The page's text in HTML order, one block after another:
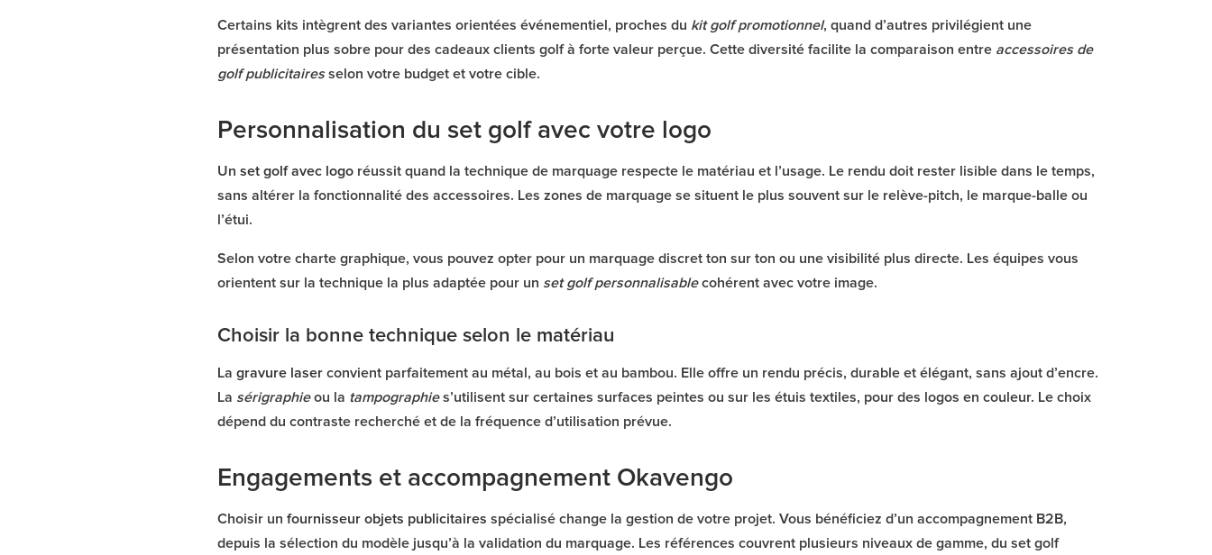
Certains kits intègrent des variantes orientées événementiel, proches du kit golf promotionnel, quand d’autres privilégient une
présentation plus sobre pour des cadeaux clients golf à forte valeur perçue. Cette diversité facilite la comparaison entre accessoires de
golf publicitairesselon votre budget et votre cible.
Personnalisation du set golf avec votre logo
Unset golf avec logo réussit quand la technique de marquage respecte le matériau et l’usage. Le rendu doit rester lisible dans le temps,
sans altérer la fonctionnalité des accessoires. Les zones de marquage se situent le plus souvent sur le relève-pitch, le marque-balle ou
l’étui.
Selon votre charte graphique, vous pouvez opter pour un marquage discret ton sur ton ou une visibilité plus directe. Les équipes vous
orientent sur la technique la plus adaptée pour un set golf personnalisablecohérent avec votre image.
Choisir la bonne technique selon le matériau
Lagravure laser convient parfaitement au métal, au bois et au bambou. Elle offre un rendu précis, durable et élégant, sans ajout d’encre.
La sérigraphieou la tampographies’utilisent sur certaines surfaces peintes ou sur les étuis textiles, pour des logos en couleur. Le choix
dépend du contraste recherché et de la fréquence d’utilisation prévue.
Engagements et accompagnement Okavengo
Choisir unfournisseur objets publicitaires spécialisé change la gestion de votre projet. Vous bénéficiez d’un accompagnement B2B,
depuis la sélection du modèle jusqu’à la validation du marquage. Les références couvrent plusieurs niveaux de gamme, du set golf